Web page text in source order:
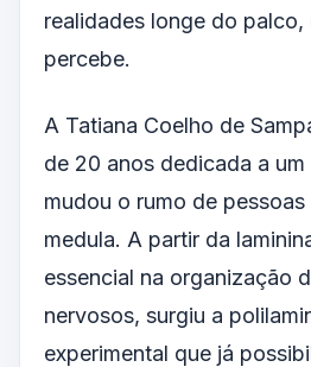
realidades longe do palco,
percebe.
A Tatiana Coelho de
de 20 anos dedicada a
mudou o rumo de
medula. A partir da
essencial na organização
nervosos, surgiu a
experimental que já